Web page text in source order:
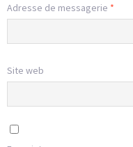
Adresse de messagerie *
Site web